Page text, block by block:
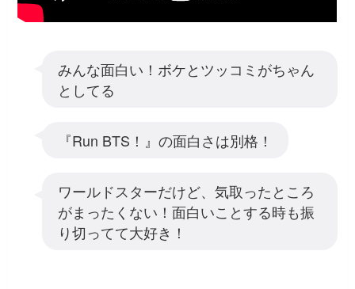
みんな面白い！ボケとツッコミがちゃん
としてる
『Run BTS！』の面白さは別格！
ワールドスターだけど、気取ったところ
がまったくない！面白いことする時も振
り切ってて大好き！